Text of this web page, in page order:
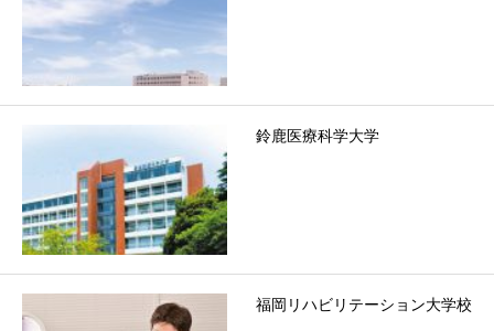
鈴鹿医療科学大学
福岡リハビリテーション大学校